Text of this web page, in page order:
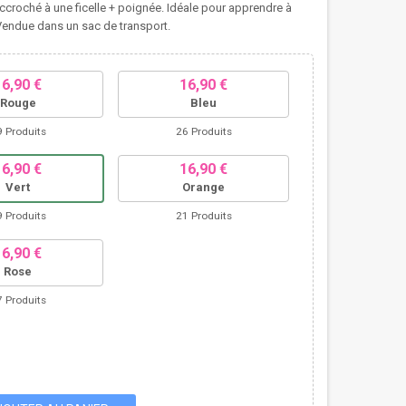
à une ficelle + poignée. Idéale pour apprendre à
dans un sac de transport.
€
Rouge
Produits
16,90 €
Bleu
26 Produits
€
Vert
Produits
16,90 €
Orange
21 Produits
€
Rose
Produits